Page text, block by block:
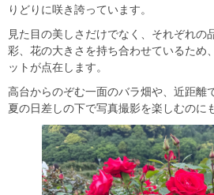
りどりに咲き誇っています。
見た目の美しさだけでなく、それぞれの
彩、花の大きさを持ち合わせているため
ットが点在します。
高台からのぞむ一面のバラ畑や、近距離
夏の日差しの下で写真撮影を楽しむのに